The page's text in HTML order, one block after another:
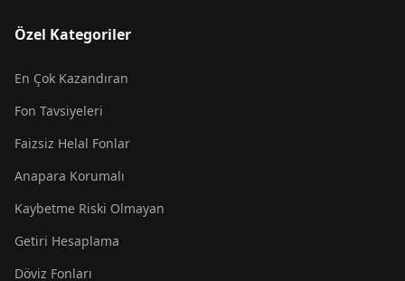
Özel Kategoriler
En Çok Kazandıran
Fon Tavsiyeleri
Faizsiz Helal Fonlar
Anapara Korumalı
Kaybetme Riski Olmayan
Getiri Hesaplama
Döviz Fonları